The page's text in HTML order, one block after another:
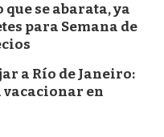
se abarata, ya
para Semana de
a Río de Janeiro:
vacacionar en